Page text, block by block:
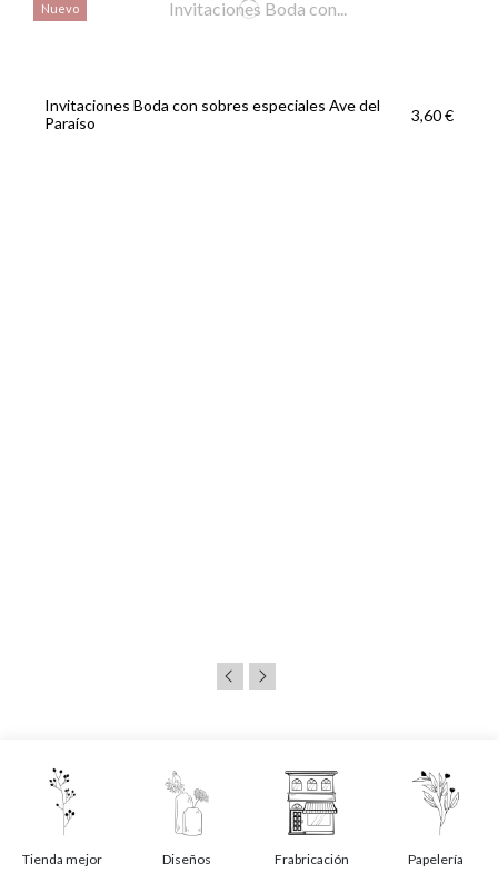
Nuevo
Invitaciones Boda con sobres especiales Ave del
Paraíso
3,60 €
Tienda mejor
Diseños
Frabricación
Papelería